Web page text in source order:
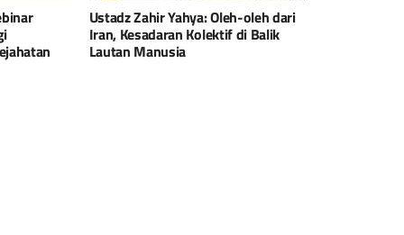
Ustadz Zahir Yahya: Oleh-oleh dari
Iran, Kesadaran Kolektif di Balik
Lautan Manusia